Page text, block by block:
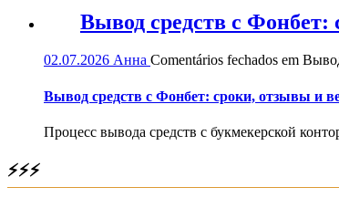
Вывод средств с
02.07.2026 Анна Comentários fechados em
Вывод средств с Фонбет: сроки, отзывы и
Процесс вывода средств с букмекерской
⚡⚡⚡